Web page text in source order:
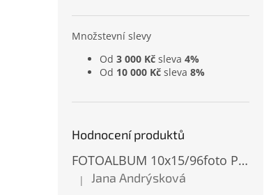
Množstevní slevy
Od 3 000 Kč sleva 4%
Od 10 000 Kč sleva 8%
Hodnocení produktů
FOTOALBUM 10x15/96foto PP-4696 MIX
Hodnocení produktu je 5 z 5 hvězdiček.
| Jana Andrýsková